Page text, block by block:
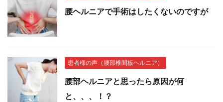
腰ヘルニアで手術はしたくないのですが
患者様の声（腰部椎間板ヘルニア）
腰部ヘルニアと思ったら原因が何
と、、、！？